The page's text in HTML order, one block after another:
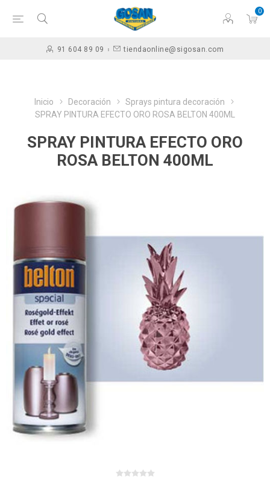
0
91 604 89 09 tiendaonline@sigosan.com
Inicio Decoración
Sprays pintura decoración
SPRAY PINTURA EFECTO ORO ROSA BELTON 400ML
SPRAY PINTURA EFECTO ORO
ROSA BELTON 400ML